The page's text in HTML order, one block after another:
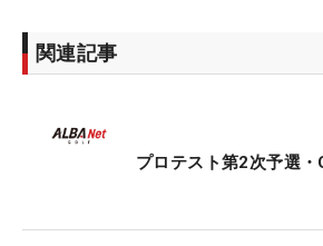
国内男子ツアー初の女性プレーヤ
トータル4アンダー・21位タイ。
ンダー・24位タイで突破した。
関連記事
プロテスト第2次予選